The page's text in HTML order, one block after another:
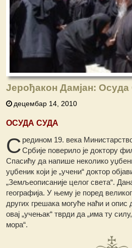
Јерођакон Дамјан:
децембар 14, 2010
ОСУДА СУДА
С редином 19. века
Србије поверило је доктору
Спасићу да напише неколико
уџбеник који је „учени“ доктор
„Земљеописаније целог света“.
географија. У њему је поред
других грешака могуће наћи и опис
овај „учењак“ тврди да „има ту
мора“.